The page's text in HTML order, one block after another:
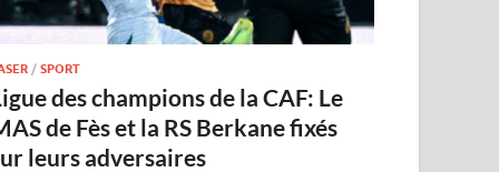
/SPORT
des champions de la CAF: Le
de Fès et la RS Berkane fixés
leurs adversaires